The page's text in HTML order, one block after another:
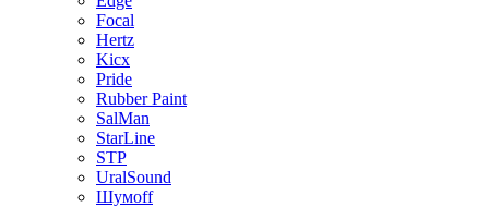
Focal
Hertz
Kicx
Pride
Rubber Paint
SalMan
StarLine
STP
UralSound
Шумoff